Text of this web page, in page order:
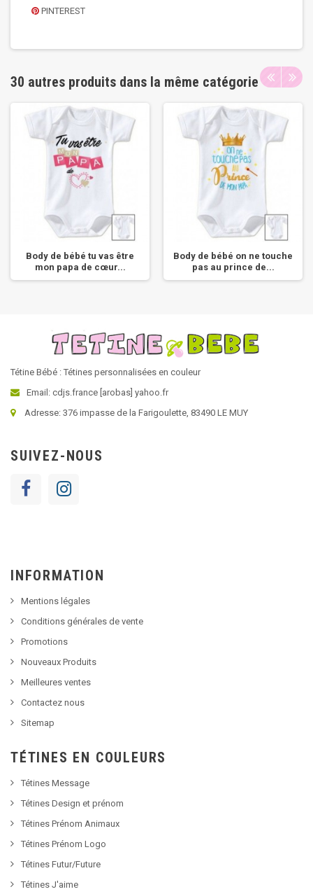
PINTEREST
30 autres produits dans la même catégorie
Body de bébé tu vas être
mon papa de cœur...
Body de bébé on ne touche
pas au prince de...
Tétine Bébé : Tétines personnalisées en couleur
Email: cdjs.france [arobas] yahoo.fr
Adresse: 376 impasse de la Farigoulette, 83490 LE MUY
SUIVEZ-NOUS
INFORMATION
Mentions légales
Conditions générales de vente
Promotions
Nouveaux Produits
Meilleures ventes
Contactez nous
Sitemap
TÉTINES EN COULEURS
Tétines Message
Tétines Design et prénom
Tétines Prénom Animaux
Tétines Prénom Logo
Tétines Futur/Future
Tétines J'aime